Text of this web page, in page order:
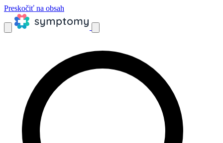
Preskočiť na obsah